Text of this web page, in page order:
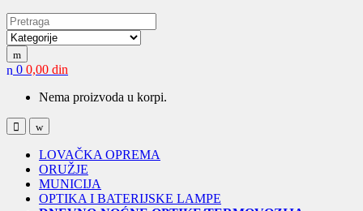
Search for:
0 0,00 din
Nema proizvoda u korpi.
OpenClose
LOVAČKA OPREMA
ORUŽJE
MUNICIJA
OPTIKA I BATERIJSKE LAMPE